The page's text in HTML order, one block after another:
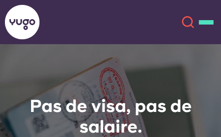
Lieux
English (GB)
English (US)
Chinese Español
Pas de visa, pas de
salaire.